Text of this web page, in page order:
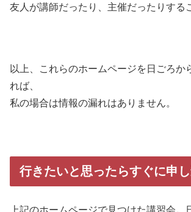
友人が講師だったり、主催だったりする
以上、これらのホームページを日ごろか
れば、
私の場合は情報の漏れはありません。
行きたいと思ったらすぐに申